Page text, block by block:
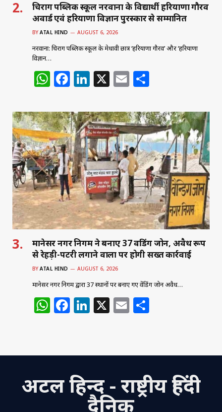
चिराग पब्लिक स्कूल नरवाना के विद्यार्थी हरियाणा गौरव
अवार्ड एवं हरियाणा विज्ञान पुरस्कार से सम्मानित
BY ATAL HIND AUGUST 6, 2026
नरवाना: चिराग पब्लिक स्कूल के मेधावी छात्र ‘हरियाणा गौरव’ और ‘हरियाणा
विज्ञान…
W
at
s
A
p
p
F
c
e
b
o
o
k
Li
k
e
dI
n
X E
ai
l
ar
e
मानेसर नगर निगम ने बनाए 37 वेंडिंग जोन, अवैध रूप
से रेहड़ी-पटरी लगाने वालों पर होगी सख्त कार्रवाई
BY ATAL HIND AUGUST 6, 2026
मानेसर नगर निगम द्वारा 37 स्थानों पर बनाए गए वेंडिंग जोन अवैध…
W
h
s
p
p
F
a
e
o
o
Li
n
e
n
X E
m
l e
अटल हिन्द - राष्ट्रीय हिंदी
दैनिक